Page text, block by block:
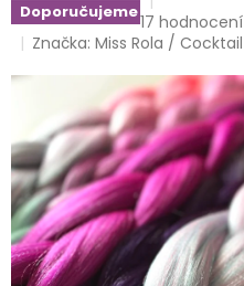
DoporučujemePrůměrné
hodnocení
je
4,8
z
5
hvězdiček.
17 hodnocení
Značka:Miss Rola / Cocktail